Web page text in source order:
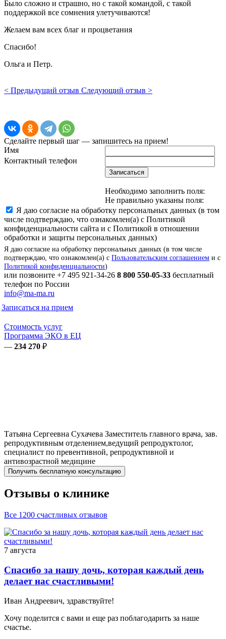
Было сложно и страшно, но с такой командой, с такой
поддержкой все сомнения улетучиваются!
Желаем вам всех благ и процветания
Спасибо!
Ольга и Петр.
< Предыдущий отзыв Следующий отзыв >
Сделайте первый шаг — запишитесь на прием!
Имя
Контактный телефон
Записаться
Необходимо заполнить поля:
Не правильно указаны поля:
Я даю согласие на обработку персональных данных (в том
числе подтверждаю, что ознакомлен(а) с Политикой
конфиденциальности сайта и с Политикой в отношении
обработки и защиты персональных данных)
Я даю согласие на обработку персональных данных (в том числе
подтверждаю, что ознакомлен(а) с Пользовательским соглашением и с
Политикой конфиденциальности)
или позвоните +7 495 921-34-26 8 800 550-05-33 бесплатный
телефон по России
info@ma-ma.ru
Записаться на прием
Стоимость услуг
Программа ЭКО в ЕЦ
— 234 270 ₽
Татьяна Сергеевна Сухачева Заместитель главного врача, зав.
репродуктивным отделением,ведущий репродуктолог,
специалист по превентивной, репродуктивной и
антивозрастной медицине
Получить бесплатную консультацию
Отзывы о клинике
Все 1200 счастливых отзывов
7 августа
Спасибо за нашу дочь, которая каждый день
делает нас счастливыми!
Иван Андреевич, здравствуйте!
Хочу поделится с вами и еще раз поблагодарить за наше
счастье.